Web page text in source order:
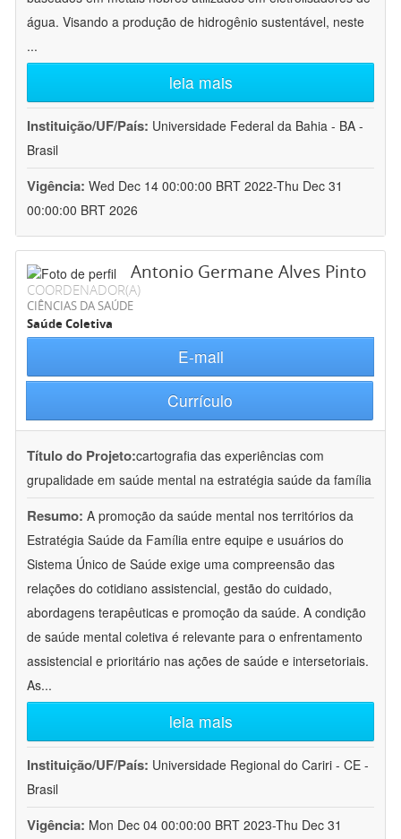
água. Visando a produção de hidrogênio sustentável, neste
...
leia mais
Instituição/UF/País: Universidade Federal da Bahia - BA -
Brasil
Vigência: Wed Dec 14 00:00:00 BRT 2022-Thu Dec 31
00:00:00 BRT 2026
Antonio Germane Alves Pinto
COORDENADOR(A)
CIÊNCIAS DA SAÚDE
Saúde Coletiva
E-mail
Currículo
Título do Projeto:cartografia das experiências com
grupalidade em saúde mental na estratégia saúde da família
Resumo: A promoção da saúde mental nos territórios da
Estratégia Saúde da Família entre equipe e usuários do
Sistema Único de Saúde exige uma compreensão das
relações do cotidiano assistencial, gestão do cuidado,
abordagens terapêuticas e promoção da saúde. A condição
de saúde mental coletiva é relevante para o enfrentamento
assistencial e prioritário nas ações de saúde e intersetoriais.
As...
leia mais
Instituição/UF/País: Universidade Regional do Cariri - CE -
Brasil
Vigência: Mon Dec 04 00:00:00 BRT 2023-Thu Dec 31